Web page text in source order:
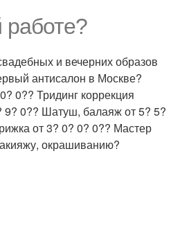
и вечерних образов
антисалон в Москве?
0?? Тридинг коррекция
0?? Шатуш, балаяж от 5? 5?
от 3? 0? 0? 0?? Мастер
окрашиванию?